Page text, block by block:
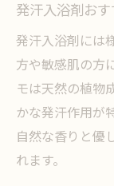
発汗入浴剤お
発汗入浴剤には
方や敏感肌の方
モは天然の植物
かな発汗作用が
自然な香りと優
れます。